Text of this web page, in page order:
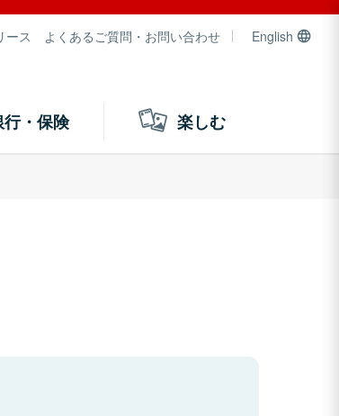
ース よくあるご質問・お問い合わせ English
行・保険 楽しむ